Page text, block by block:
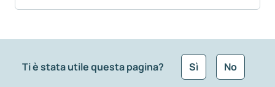
Ti è stata utile questa pagina? Sì No